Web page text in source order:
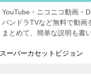
YouTube・ニコニコ動画・
パンドラTVなど無料で動画
まとめて、簡単な説明も書
スーパーカセットビジョン